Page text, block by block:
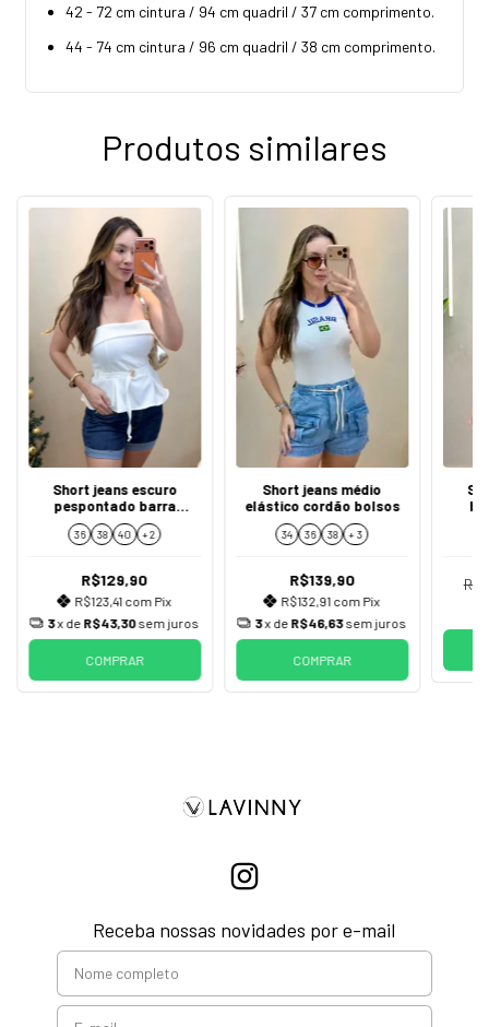
42 - 72 cm cintura / 94 cm quadril / 37 cm comprimento.
44 - 74 cm cintura / 96 cm quadril / 38 cm comprimento.
Produtos similares
Short jeans escuro
pespontado barra
dobrada dardak
36 38 40 + 2
R$129,90
R$123,41 com Pix
3x de R$43,30sem juros
COMPRAR
Short jeans médio
elástico cordão bolsos
34 36 38 + 3
R$139,90
R$132,91 com Pix
3x de R$46,63sem juros
COMPRAR
Receba nossas novidades por e-mail